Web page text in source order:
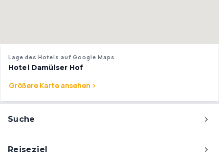
Lage des Hotels auf Google Maps
Hotel Damülser Hof
Größere Karte ansehen >
Suche
Reiseziel